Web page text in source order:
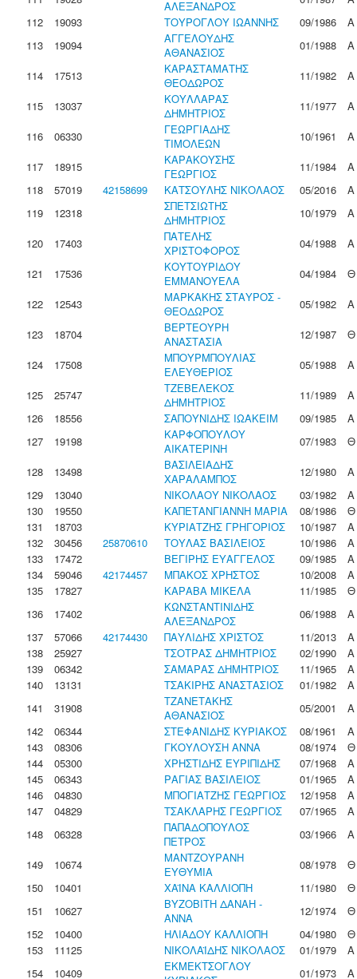
ΑΛΕΞΑΝΔΡΟΣ
112
19093 ΤΟΥΡΟΓΛΟΥ ΙΩΑΝΝΗΣ 09/1986
Α
113
19094
ΑΓΓΕΛΟΥΔΗΣ
ΑΘΑΝΑΣΙΟΣ
01/1988
Α
114
17513
ΚΑΡΑΣΤΑΜΑΤΗΣ
ΘΕΟΔΩΡΟΣ
11/1982
Α
115
13037
ΚΟΥΛΛΑΡΑΣ
ΔΗΜΗΤΡΙΟΣ
11/1977
Α
116
06330
ΓΕΩΡΓΙΑΔΗΣ
ΤΙΜΟΛΕΩΝ
10/1961
Α
117
18915
ΚΑΡΑΚΟΥΣΗΣ
ΓΕΩΡΓΙΟΣ
11/1984
Α
118
57019 42158699 ΚΑΤΣΟΥΛΗΣ ΝΙΚΟΛΑΟΣ 05/2016
Α
119
12318
ΣΠΕΤΣΙΩΤΗΣ
ΔΗΜΗΤΡΙΟΣ
10/1979
Α
120
17403
ΠΑΤΕΛΗΣ
ΧΡΙΣΤΟΦΟΡΟΣ
04/1988
Α
121
17536
ΚΟΥΤΟΥΡΙΔΟΥ
ΕΜΜΑΝΟΥΕΛΑ
04/1984
Θ
122
12543
ΜΑΡΚΑΚΗΣ ΣΤΑΥΡΟΣ -
ΘΕΟΔΩΡΟΣ
05/1982
Α
123
18704
ΒΕΡΤΕΟΥΡΗ
ΑΝΑΣΤΑΣΙΑ
12/1987
Θ
124
17508
ΜΠΟΥΡΜΠΟΥΛΙΑΣ
ΕΛΕΥΘΕΡΙΟΣ
05/1988
Α
125
25747
ΤΖΕΒΕΛΕΚΟΣ
ΔΗΜΗΤΡΙΟΣ
11/1989
Α
126
18556 ΣΑΠΟΥΝΙΔΗΣ ΙΩΑΚΕΙΜ 09/1985
Α
127
19198
ΚΑΡΦΟΠΟΥΛΟΥ
ΑΙΚΑΤΕΡΙΝΗ
07/1983
Θ
128
13498
ΒΑΣΙΛΕΙΑΔΗΣ
ΧΑΡΑΛΑΜΠΟΣ
12/1980
Α
129
13040 ΝΙΚΟΛΑΟΥ ΝΙΚΟΛΑΟΣ 03/1982
Α
130
19550 ΚΑΠΕΤΑΝΓΙΑΝΝΗ ΜΑΡΙΑ 08/1986
Θ
131
18703 ΚΥΡΙΑΤΖΗΣ ΓΡΗΓΟΡΙΟΣ 10/1987
Α
132
30456 25870610 ΤΟΥΛΑΣ ΒΑΣΙΛΕΙΟΣ 10/1986
Α
133
17472 ΒΕΓΙΡΗΣ ΕΥΑΓΓΕΛΟΣ 09/1985
Α
134
59046 42174457 ΜΠΑΚΟΣ ΧΡΗΣΤΟΣ 10/2008
Α
135
17827 ΚΑΡΑΒΑ ΜΙΚΕΛΑ 11/1985
Θ
136
17402
ΚΩΝΣΤΑΝΤΙΝΙΔΗΣ
ΑΛΕΞΑΝΔΡΟΣ
06/1988
Α
137
57066 42174430 ΠΑΥΛΙΔΗΣ ΧΡΙΣΤΟΣ 11/2013
Α
138
25927 ΤΣΟΤΡΑΣ ΔΗΜΗΤΡΙΟΣ 02/1990
Α
139
06342 ΣΑΜΑΡΑΣ ΔΗΜΗΤΡΙΟΣ 11/1965
Α
140
13131 ΤΣΑΚΙΡΗΣ ΑΝΑΣΤΑΣΙΟΣ 01/1982
Α
141
31908
ΤΖΑΝΕΤΑΚΗΣ
ΑΘΑΝΑΣΙΟΣ
05/2001
Α
142
06344 ΣΤΕΦΑΝΙΔΗΣ ΚΥΡΙΑΚΟΣ 08/1961
Α
143
08306 ΓΚΟΥΛΟΥΣΗ ΑΝΝΑ 08/1974
Θ
144
05300 ΧΡΗΣΤΙΔΗΣ ΕΥΡΙΠΙΔΗΣ 07/1968
Α
145
06343 ΡΑΓΙΑΣ ΒΑΣΙΛΕΙΟΣ 01/1965
Α
146
04830 ΜΠΟΓΙΑΤΖΗΣ ΓΕΩΡΓΙΟΣ 12/1958
Α
147
04829 ΤΣΑΚΛΑΡΗΣ ΓΕΩΡΓΙΟΣ 07/1965
Α
148
06328
ΠΑΠΑΔΟΠΟΥΛΟΣ
ΠΕΤΡΟΣ
03/1966
Α
149
10674
ΜΑΝΤΖΟΥΡΑΝΗ
ΕΥΘΥΜΙΑ
08/1978
Θ
150
10401 ΧΑΪΝΑ ΚΑΛΛΙΟΠΗ 11/1980
Θ
151
10627
ΒΥΖΟΒΙΤΗ ΔΑΝΑΗ -
ΑΝΝΑ
12/1974
Θ
152
10400 ΗΛΙΑΔΟΥ ΚΑΛΛΙΟΠΗ 04/1980
Θ
153
11125 ΝΙΚΟΛΑΪΔΗΣ ΝΙΚΟΛΑΟΣ 01/1979
Α
154
10409
ΕΚΜΕΚΤΣΟΓΛΟΥ
01/1973
Α